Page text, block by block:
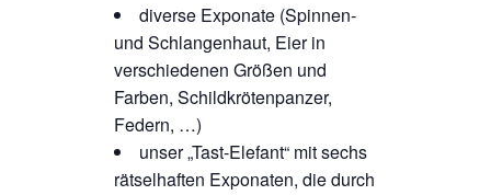
diverse Exponate (Spinnen-
und Schlangenhaut, Eier in
verschiedenen Größen und
Farben, Schildkrötenpanzer,
Federn, …)
unser „Tast-Elefant“ mit sechs
rätselhaften Exponaten, die durch